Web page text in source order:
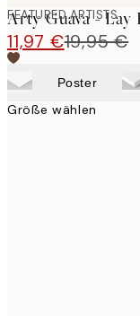
FEATURED ARTISTS
Arty Guava - Lay
11,97 €19,95 €
Poster
Größe wählen